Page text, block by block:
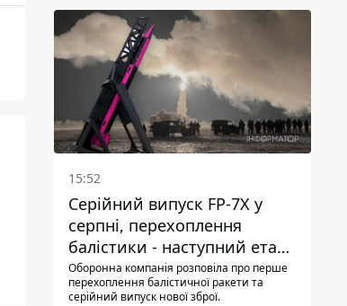
15:52
Серійний випуск FP-7X у
серпні, перехоплення
балістики - наступний етап -
Fire Point конкретизувало
плани
Оборонна компанія розповіла про перше
перехоплення балістичної ракети та
серійний випуск нової зброї.